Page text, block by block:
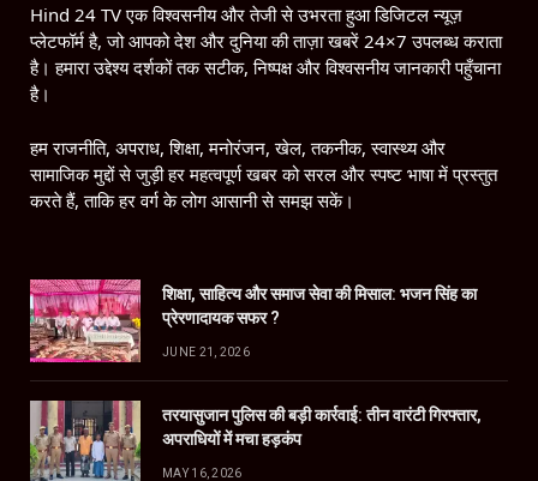
Hind 24 TV एक विश्वसनीय और तेजी से उभरता हुआ डिजिटल न्यूज़
प्लेटफॉर्म है, जो आपको देश और दुनिया की ताज़ा खबरें 24×7 उपलब्ध कराता
है। हमारा उद्देश्य दर्शकों तक सटीक, निष्पक्ष और विश्वसनीय जानकारी पहुँचाना
है।
हम राजनीति, अपराध, शिक्षा, मनोरंजन, खेल, तकनीक, स्वास्थ्य और
सामाजिक मुद्दों से जुड़ी हर महत्वपूर्ण खबर को सरल और स्पष्ट भाषा में प्रस्तुत
करते हैं, ताकि हर वर्ग के लोग आसानी से समझ सकें।
शिक्षा, साहित्य और समाज सेवा की मिसाल: भजन सिंह का
प्रेरणादायक सफर ?
JUNE 21, 2026
तरयासुजान पुलिस की बड़ी कार्रवाई: तीन वारंटी गिरफ्तार,
अपराधियों में मचा हड़कंप
MAY 16, 2026